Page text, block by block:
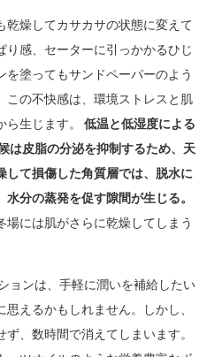
乾燥してカサカサの状態に変えて
り感、セーターに引っかかるひじ
塗ってもサンドペーパーのよう
この不快感は、環境ストレスと肌
生じます。
低温と低湿度による
は皮脂の分泌を抑制するため、天
して損傷した角質層では、脱水に
分の蒸発を促す隙間が生じる。
場には肌がさらに乾燥してしまう
ョンは、手軽に潤いを補給したい
えるかもしれません。しかし、
、数時間で消えてしまいます。